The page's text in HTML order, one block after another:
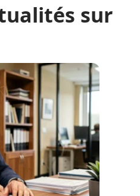
sur